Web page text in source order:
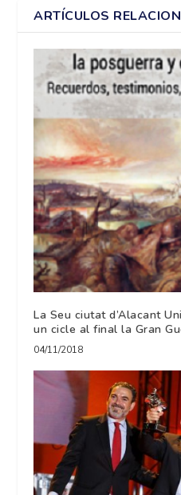
ARTÍCULOS
La Seu ciutat d’Alacant
un cicle al final la Gran
04/11/2018